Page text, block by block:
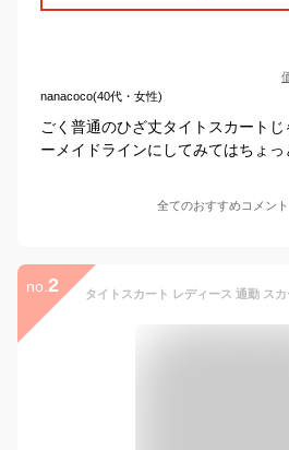
nanacoco(40代・女性)
ごく普通のひざ丈タイトスカート
ーメイドラインにしてみてはちょ
全てのおすすめコメント
no. 2